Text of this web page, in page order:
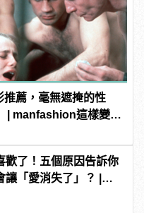
推薦，毫無遮掩的性
| manfashion這樣變型
歡了！五個原因告訴你
「愛消失了」？ |